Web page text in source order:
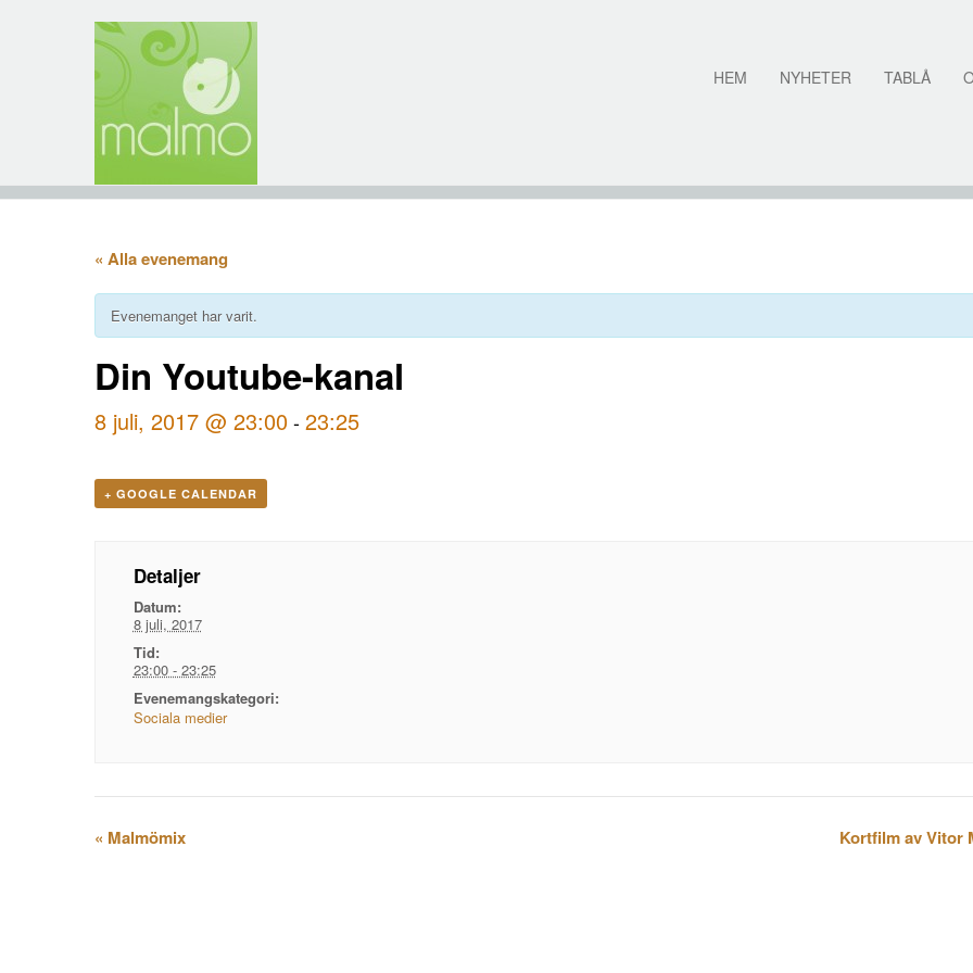
HEM NYHETER TABLÅ
« Alla evenemang
Evenemanget har varit.
Din Youtube-kanal
8 juli, 2017 @ 23:00-23:25
+ GOOGLE CALENDAR
Detaljer
Datum:
8 juli, 2017
Tid:
23:00 - 23:25
Evenemangskategori:
Sociala medier
Evenemangsnavigation
« Malmömix Kortfilm av Vitor